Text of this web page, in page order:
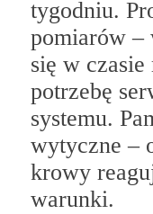
tygodniu.
pomiarów –
się w
potrzebę
systemu.
wytyczne –
krowy
warunki.